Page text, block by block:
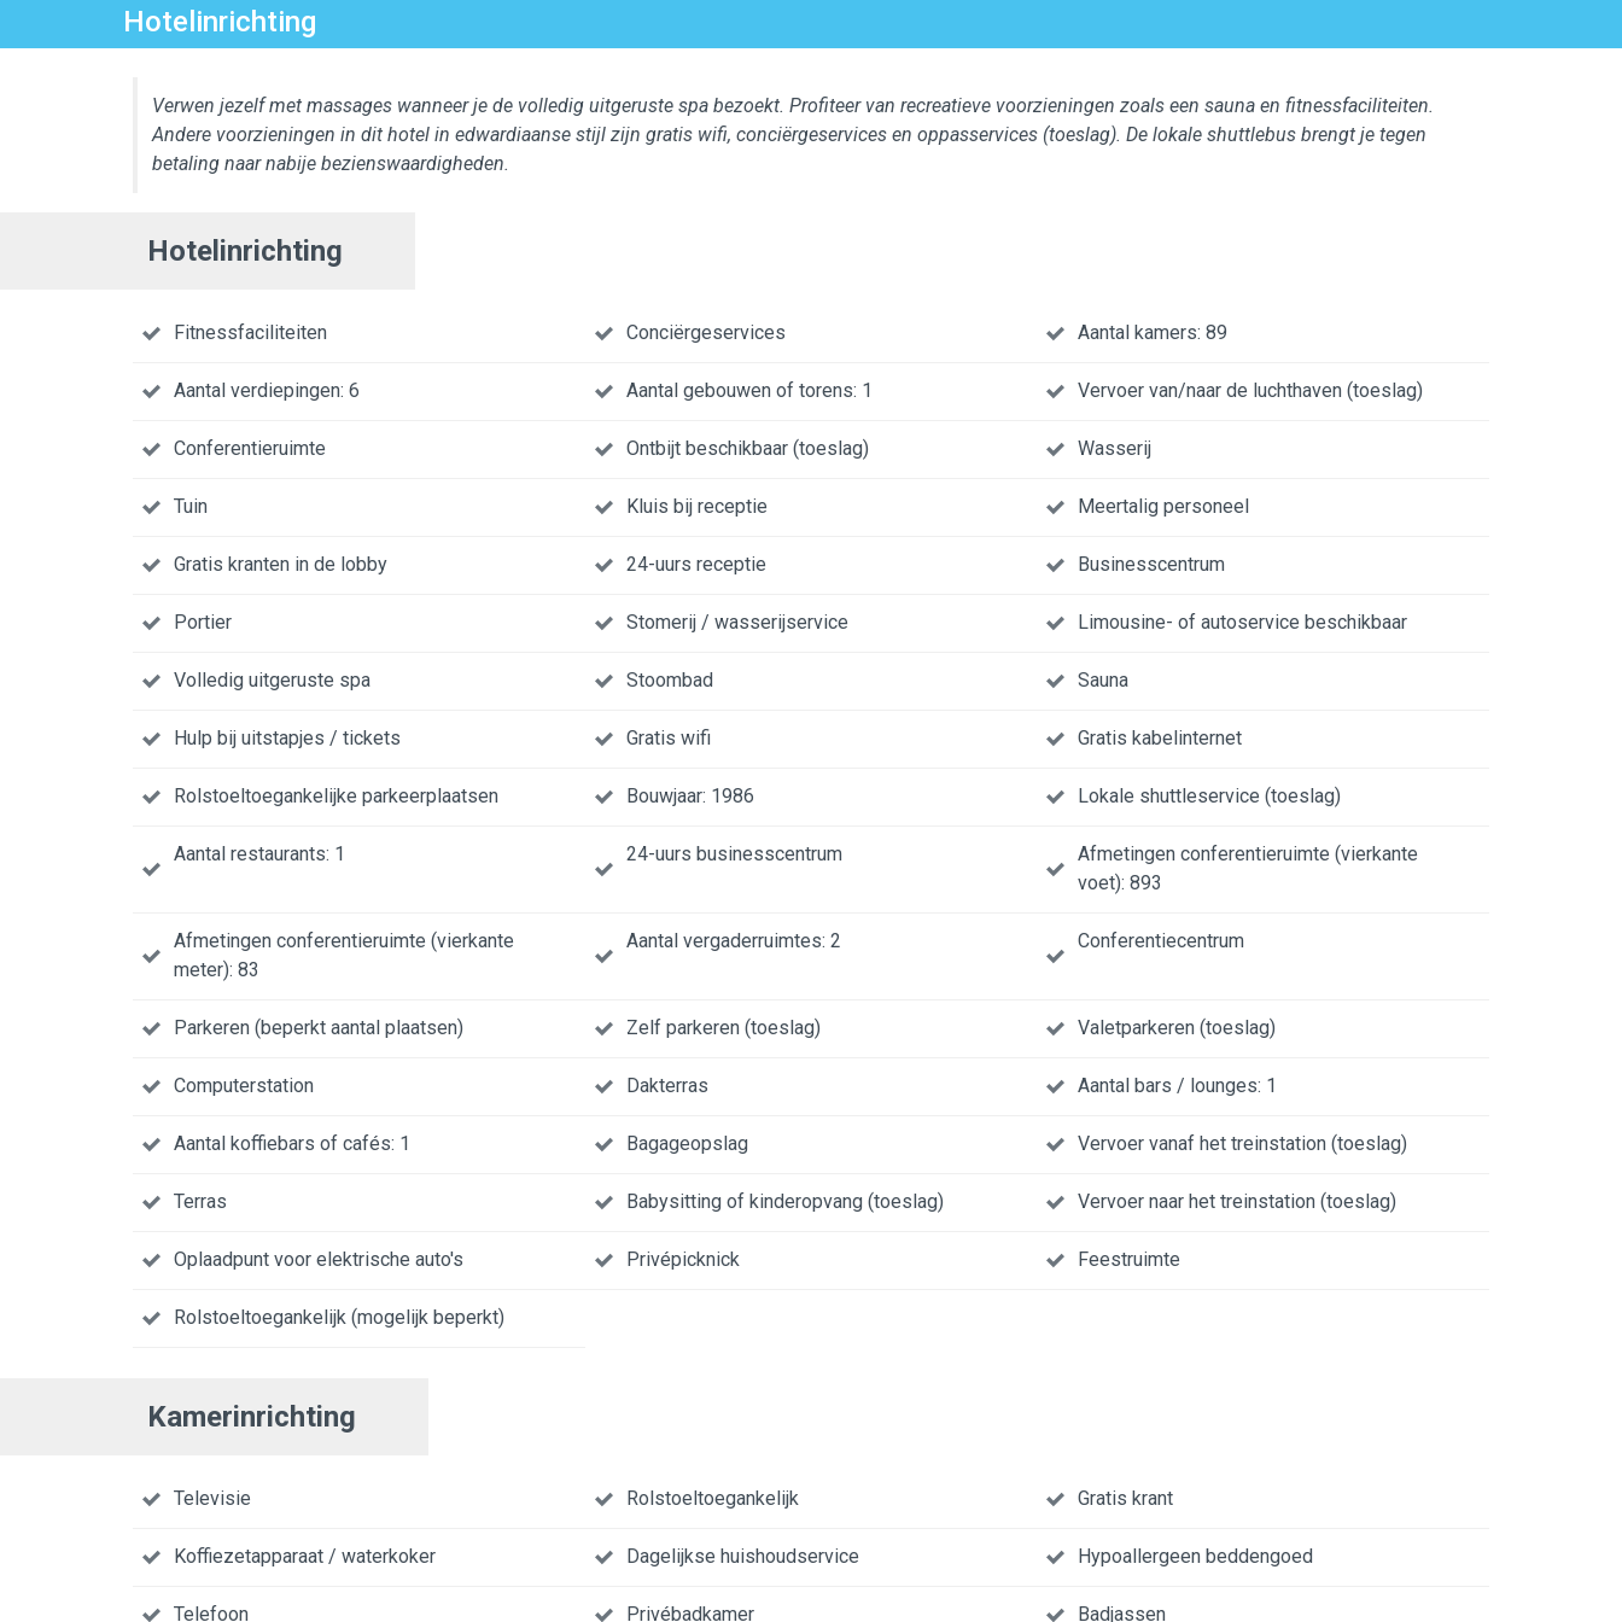
Hotelinrichting
Verwen jezelf met massages wanneer je de volledig uitgeruste spa bezoekt. Profiteer van recreatieve voorzieningen zoals een sauna en fitnessfaciliteiten.
Andere voorzieningen in dit hotel in edwardiaanse stijl zijn gratis wifi, conciërgeservices en oppasservices (toeslag). De lokale shuttlebus brengt je tegen
betaling naar nabije bezienswaardigheden.
Hotelinrichting
Fitnessfaciliteiten Conciërgeservices Aantal kamers: 89
Aantal verdiepingen: 6 Aantal gebouwen of torens: 1 Vervoer van/naar de luchthaven (toeslag)
Conferentieruimte Ontbijt beschikbaar (toeslag) Wasserij
Tuin Kluis bij receptie Meertalig personeel
Gratis kranten in de lobby 24-uurs receptie Businesscentrum
Portier Stomerij / wasserijservice Limousine- of autoservice beschikbaar
Volledig uitgeruste spa Stoombad Sauna
Hulp bij uitstapjes / tickets Gratis wifi Gratis kabelinternet
Rolstoeltoegankelijke parkeerplaatsen Bouwjaar: 1986 Lokale shuttleservice (toeslag)
Aantal restaurants: 1 24-uurs businesscentrum
Afmetingen conferentieruimte (vierkante
voet): 893
Afmetingen conferentieruimte (vierkante
meter): 83
Aantal vergaderruimtes: 2 Conferentiecentrum
Parkeren (beperkt aantal plaatsen) Zelf parkeren (toeslag) Valetparkeren (toeslag)
Computerstation Dakterras Aantal bars / lounges: 1
Aantal koffiebars of cafés: 1 Bagageopslag Vervoer vanaf het treinstation (toeslag)
Terras Babysitting of kinderopvang (toeslag) Vervoer naar het treinstation (toeslag)
Oplaadpunt voor elektrische auto's Privépicknick Feestruimte
Rolstoeltoegankelijk (mogelijk beperkt)
Kamerinrichting
Televisie Rolstoeltoegankelijk Gratis krant
Koffiezetapparaat / waterkoker Dagelijkse huishoudservice Hypoallergeen beddengoed
Telefoon Privébadkamer Badjassen